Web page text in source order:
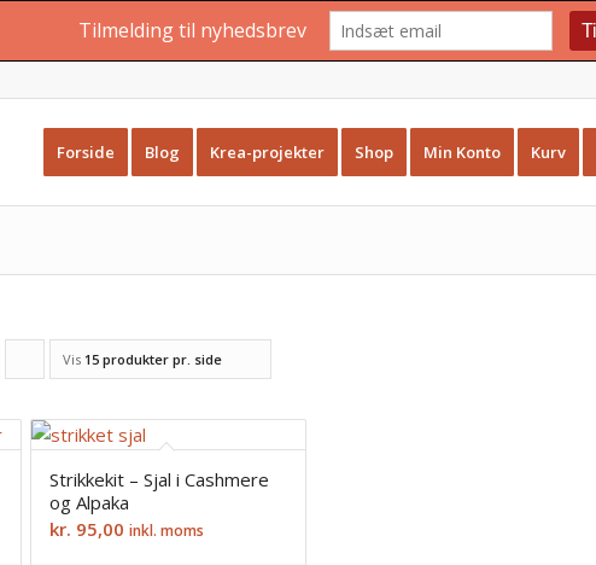
Forside Blog Krea-projekter Shop Min Konto Kurv
Click
order
products
ascending
Vis 15 produkter pr. side
Strikkekit – Sjal i Cashmere
og Alpaka
kr. 95,00 inkl. moms